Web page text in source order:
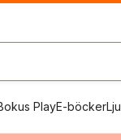
PlayE-böcker